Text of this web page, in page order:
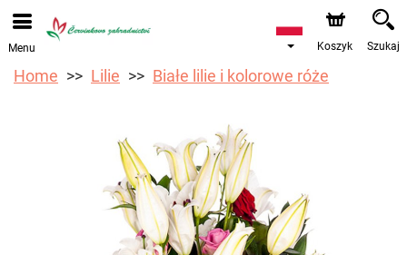
Przyjmujemy zamówienia za pośrednictwem naszego
sklepu internetowego. Najbliższy możliwy termin dostawy
to 12.08.2026 z powodu urlopu.
Menu Koszyk Szukaj
Home Lilie Białe lilie i kolorowe róże